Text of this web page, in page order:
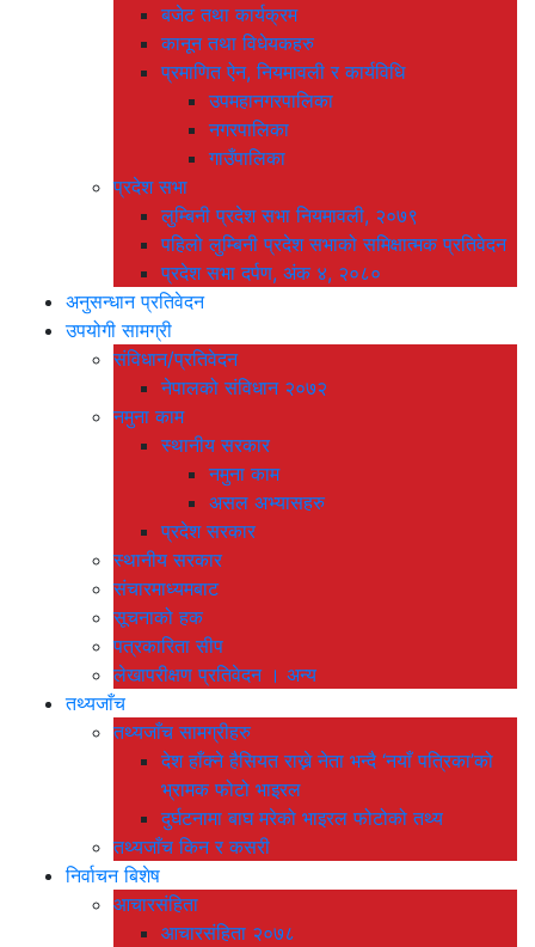
बजेट तथा कार्यक्रम
कानून तथा विधेयकहरु
प्रमाणित ऐन, नियमावली र कार्यविधि
उपमहानगरपालिका
नगरपालिका
गाउँपालिका
प्रदेश सभा
लुम्बिनी प्रदेश सभा नियमावली, २०७९
पहिलो लुम्बिनी प्रदेश सभाको समिक्षात्मक प्रतिवेदन
प्रदेश सभा दर्पण, अंक ४, २०८०
अनुसन्धान प्रतिवेदन
उपयोगी सामग्री
संविधान/प्रतिवेदन
नेपालको संविधान २०७२
नमुना काम
स्थानीय सरकार
नमुना काम
असल अभ्यासहरु
प्रदेश सरकार
स्थानीय सरकार
संचारमाध्यमबाट
सूचनाको हक
पत्रकारिता सीप
लेखापरीक्षण प्रतिवेदन । अन्य
तथ्यजाँच
तथ्यजाँच सामग्रीहरु
देश हाँक्ने हैसियत राख्ने नेता भन्दै ‘नयाँ पत्रिका’को
भ्रामक फोटो भाइरल
दुर्घटनामा बाघ मरेको भाइरल फोटोको तथ्य
तथ्यजाँच किन र कसरी
निर्वाचन बिशेष
आचारसंहिता
आचारसंहिता २०७८